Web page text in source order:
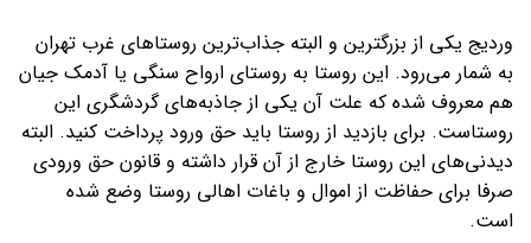
وردیج یکی از بزرگترین و البته جذاب‌ترین روستاهای غرب تهران
به شمار می‌رود. این روستا به روستای ارواح سنگی یا آدمک جیان
هم معروف شده که علت آن یکی از جاذبه‌های گردشگری این
روستاست. برای بازدید از روستا باید حق ورود پرداخت کنید. البته
دیدنی‌های این روستا خارج از آن قرار داشته و قانون حق ورودی
صرفا برای حفاظت از اموال و باغات اهالی روستا وضع شده
است.